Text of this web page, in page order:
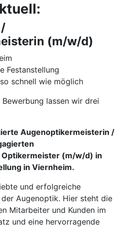
(m/w/d)
Festanstellung
schnell wie möglich
Bewerbung lassen wir drei
Augenoptikermeisterin /
(m/w/d) in
in Viernheim.
und erfolgreiche
Augenoptik. Hier steht die
Mitarbeiter und Kunden im
und eine hervorragende